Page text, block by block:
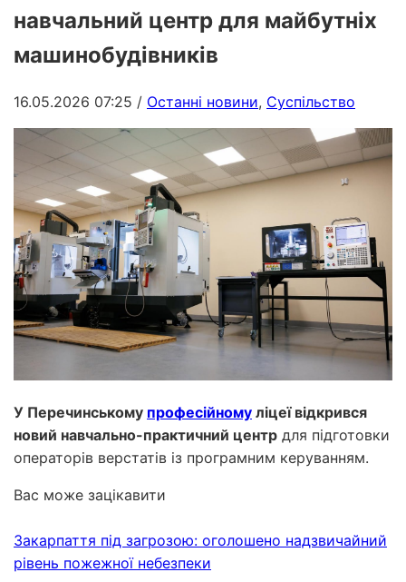
навчальний центр для майбутніх
машинобудівників
16.05.2026 07:25 / Останні новини, Суспільство
У Перечинському професійному ліцеї відкрився
новий навчально-практичний центр для підготовки
операторів верстатів із програмним керуванням.
Вас може зацікавити
Закарпаття під загрозою: оголошено надзвичайний
рівень пожежної небезпеки